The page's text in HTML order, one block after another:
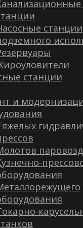
станции
станции
и